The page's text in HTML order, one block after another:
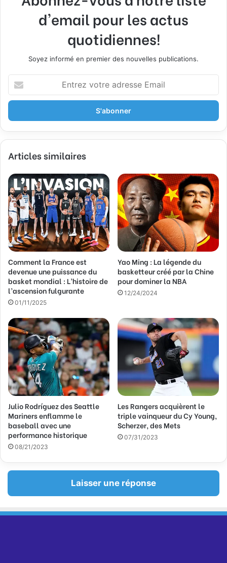
d'email pour les actus
quotidiennes!
Soyez informé en premier des nouvelles publications.
t
e
z
o
r
e
a
d
r
e
s
s
e
E
m
a
i
Articles similaires
Comment la France est
devenue une puissance du
basket mondial : L’histoire de
l’ascension fulgurante
01/11/2025
Yao Ming : La légende du
basketteur créé par la Chine
pour dominer la NBA
12/24/2024
Julio Rodríguez des Seattle
Mariners enflamme le
baseball avec une
performance historique
08/21/2023
Les Rangers acquièrent le
triple vainqueur du Cy Young,
Scherzer, des Mets
07/31/2023
Laisser une réponse